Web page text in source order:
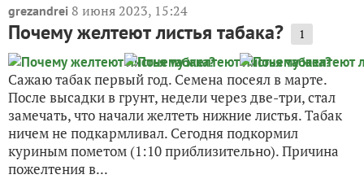
grezandrei 8 июня 2023, 15:24
Почему желтеют листья табака? 1
Сажаю табак первый год. Семена посеял в марте.
После высадки в грунт, недели через две-три, стал
замечать, что начали желтеть нижние листья. Табак
ничем не подкармливал. Сегодня подкормил
куриным пометом (1:10 приблизительно). Причина
пожелтения в...